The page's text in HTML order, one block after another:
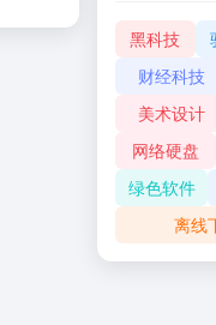
黑科技
财经科技
美术设计
网络硬盘
绿色软件
离线